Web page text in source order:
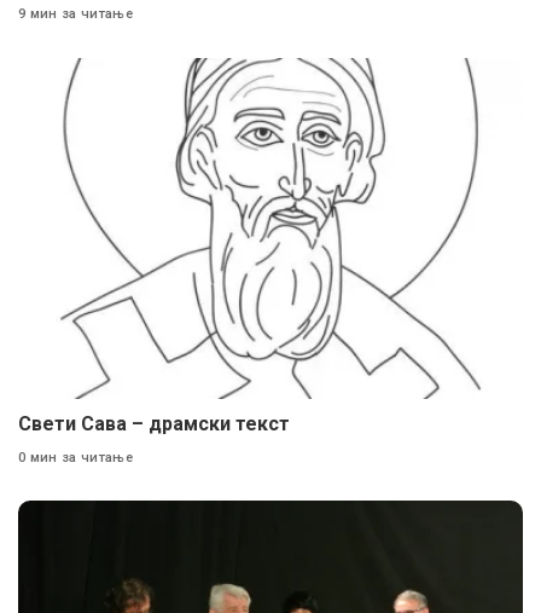
9 мин за читање
Свети Сава – драмски текст
0 мин за читање